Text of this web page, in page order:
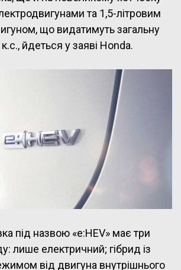
та 1,5-літровим
що видатимуть загальну
йдеться у заяві Honda.
під назвою «e:HEV» має три
лише електричний; гібрид із
від двигуна внутрішнього